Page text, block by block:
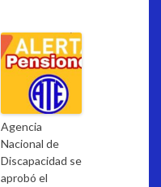
Agencia
Nacional de
Discapacidad se
aprobó el